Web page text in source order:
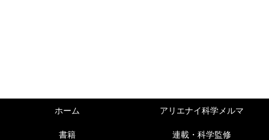
ホーム アリエナイ科学メルマ
書籍 連載・科学監修